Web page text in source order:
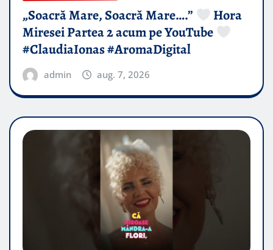
„Soacră Mare, Soacră Mare….”
Hora
Miresei Partea 2 acum pe YouTube
#ClaudiaIonas #AromaDigital
admin aug. 7, 2026